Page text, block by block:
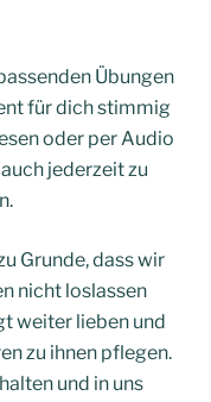
Übungen
für dich stimmig
oder per Audio
jederzeit zu
Grunde, dass wir
nicht loslassen
weiter lieben und
zu ihnen pflegen.
und in uns